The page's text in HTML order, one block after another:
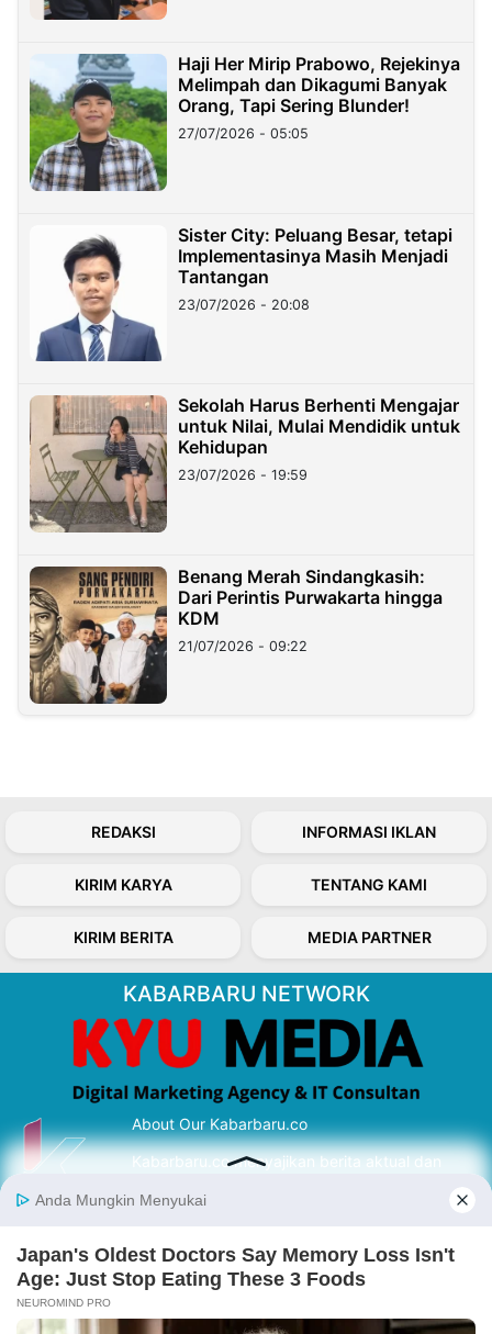
Haji Her Mirip Prabowo, Rejekinya
Melimpah dan Dikagumi Banyak
Orang, Tapi Sering Blunder!
27/07/2026 - 05:05
Sister City: Peluang Besar, tetapi
Implementasinya Masih Menjadi
Tantangan
23/07/2026 - 20:08
Sekolah Harus Berhenti Mengajar
untuk Nilai, Mulai Mendidik untuk
Kehidupan
23/07/2026 - 19:59
Benang Merah Sindangkasih:
Dari Perintis Purwakarta hingga
KDM
21/07/2026 - 09:22
REDAKSI INFORMASI IKLAN
KIRIM KARYA TENTANG KAMI
KIRIM BERITA MEDIA PARTNER
KABARBARU NETWORK
About Our Kabarbaru.co
Kabarbaru.co menyajikan berita aktual dan
serta terverifikasi dari sumber yang tepat.
Follow Kabarbaru